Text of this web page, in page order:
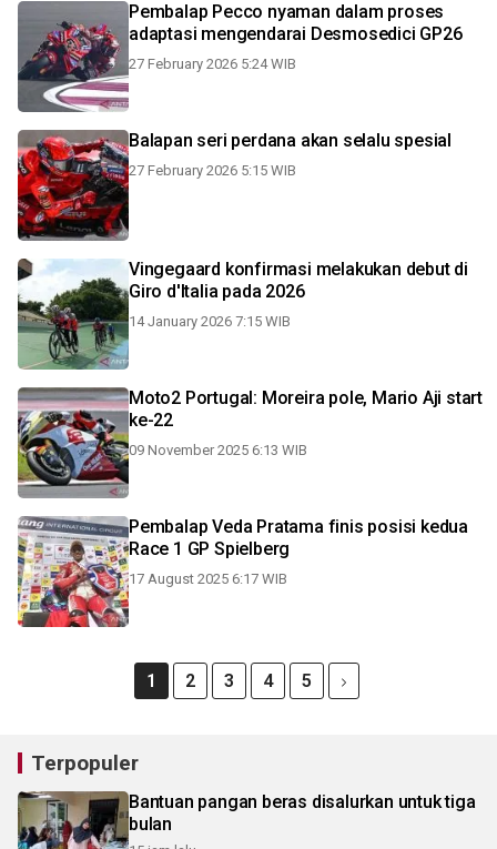
Pembalap Pecco nyaman dalam proses
adaptasi mengendarai Desmosedici GP26
27 February 2026 5:24 WIB
Balapan seri perdana akan selalu spesial
27 February 2026 5:15 WIB
Vingegaard konfirmasi melakukan debut di
Giro d'Italia pada 2026
14 January 2026 7:15 WIB
Moto2 Portugal: Moreira pole, Mario Aji start
ke-22
09 November 2025 6:13 WIB
Pembalap Veda Pratama finis posisi kedua
Race 1 GP Spielberg
17 August 2025 6:17 WIB
1 2 3 4 5
Terpopuler
Bantuan pangan beras disalurkan untuk tiga
bulan